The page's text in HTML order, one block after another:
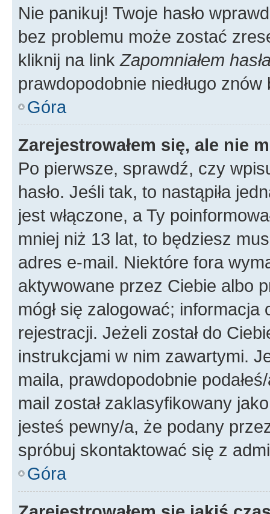
Nie panikuj! Twoje hasło
bez problemu może zostać
kliknij na link Zapomniałem
prawdopodobnie niedługo
Góra
Zarejestrowałem się, ale nie
Po pierwsze, sprawdź, czy
hasło. Jeśli tak, to nastąpiła
jest włączone, a Ty
mniej niż 13 lat, to będziesz
adres e-mail. Niektóre fora
aktywowane przez Ciebie albo
mógł się zalogować;
rejestracji. Jeżeli został do
instrukcjami w nim zawartymi.
maila, prawdopodobnie
mail został zaklasyfikowany
jesteś pewny/a, że podany
spróbuj skontaktować się z
Góra